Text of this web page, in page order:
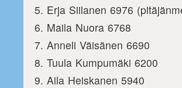
Erja Siilanen 6976
Maila Nuora 6768
Anneli Väisänen 6690
Tuula Kumpumäki 6200
Aila Heiskanen 5940